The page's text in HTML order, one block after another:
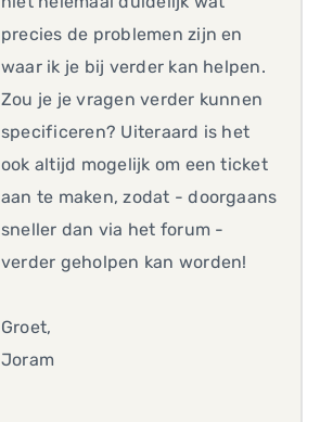
precies de problemen zijn en
waar ik je bij verder kan helpen.
Zou je je vragen verder kunnen
specificeren? Uiteraard is het
ook altijd mogelijk om een ticket
aan te maken, zodat - doorgaans
sneller dan via het forum -
verder geholpen kan worden!
Groet,
Joram